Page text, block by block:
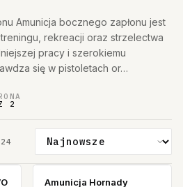
Amunicja bocznego zapłonu jest
rekreacji oraz strzelectwa
pracy i szerokiemu
się w pistoletach or…
2
24
Amunicja Hornady